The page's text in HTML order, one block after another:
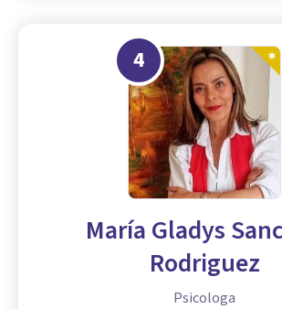
4
María Gladys
Rodriguez
Psicologa